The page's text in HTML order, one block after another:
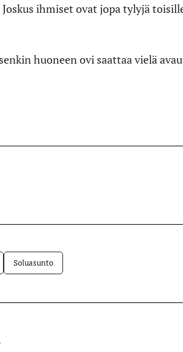
ihmiset ovat jopa tylyjä
huoneen ovi saattaa vielä
Soluasunto